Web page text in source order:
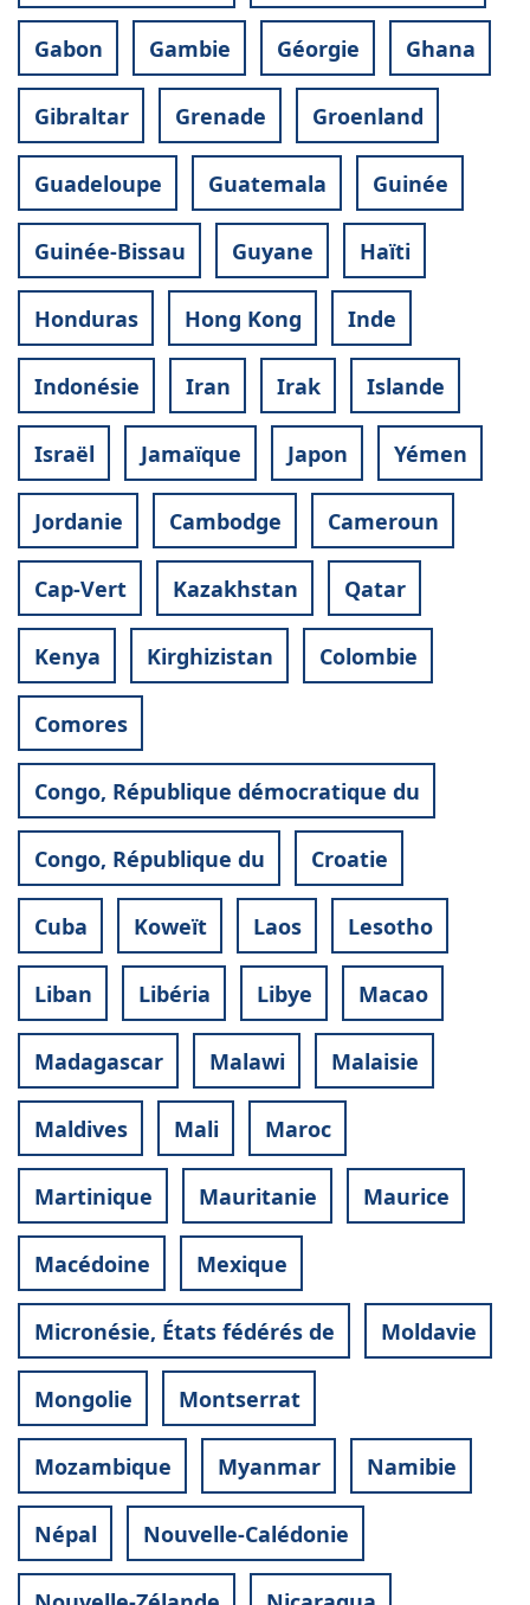
Gabon Gambie Géorgie Ghana
Gibraltar Grenade Groenland
Guadeloupe Guatemala Guinée
Guinée-Bissau Guyane Haïti
Honduras Hong Kong Inde
Indonésie Iran Irak Islande
Israël Jamaïque Japon Yémen
Jordanie Cambodge Cameroun
Cap-Vert Kazakhstan Qatar
Kenya Kirghizistan Colombie
Comores
Congo, République démocratique du
Congo, République du Croatie
Cuba Koweït Laos Lesotho
Liban Libéria Libye Macao
Madagascar Malawi Malaisie
Maldives Mali Maroc
Martinique Mauritanie Maurice
Macédoine Mexique
Micronésie, États fédérés de Moldavie
Mongolie Montserrat
Mozambique Myanmar Namibie
Népal Nouvelle-Calédonie